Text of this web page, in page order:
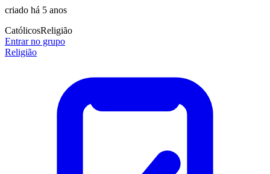
criado há 5 anos
CatólicosReligião
Entrar no grupo
Religião